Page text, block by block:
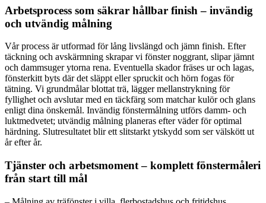
Arbetsprocess som säkrar hållbar finish – invändig
och utvändig målning
Vår process är utformad för lång livslängd och jämn finish. Efter
täckning och avskärmning skrapar vi fönster noggrant, slipar jämnt
och dammsuger ytorna rena. Eventuella skador fräses ur och lagas,
fönsterkitt byts där det släppt eller spruckit och hörn fogas för
tätning. Vi grundmålar blottat trä, lägger mellanstrykning för
fyllighet och avslutar med en täckfärg som matchar kulör och glans
enligt dina önskemål. Invändig fönstermålning utförs damm- och
luktmedvetet; utvändig målning planeras efter väder för optimal
härdning. Slutresultatet blir ett slitstarkt ytskydd som ser välskött ut
år efter år.
Tjänster och arbetsmoment – komplett fönstermåleri
från start till mål